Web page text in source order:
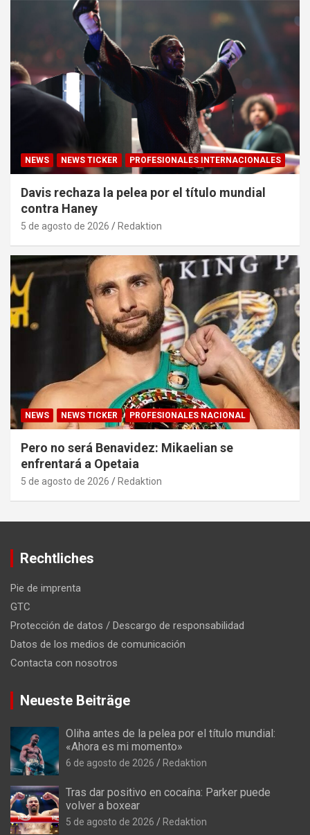
NEWS NEWS TICKER PROFESIONALES INTERNACIONALES
Davis rechaza la pelea por el título mundial
contra Haney
5 de agosto de 2026 Redaktion
NEWS NEWS TICKER PROFESIONALES NACIONAL
Pero no será Benavidez: Mikaelian se
enfrentará a Opetaia
5 de agosto de 2026 Redaktion
Rechtliches
Pie de imprenta
GTC
Protección de datos / Descargo de responsabilidad
Datos de los medios de comunicación
Contacta con nosotros
Neueste Beiträge
Oliha antes de la pelea por el título mundial:
«Ahora es mi momento»
6 de agosto de 2026 Redaktion
Tras dar positivo en cocaína: Parker puede
volver a boxear
5 de agosto de 2026 Redaktion